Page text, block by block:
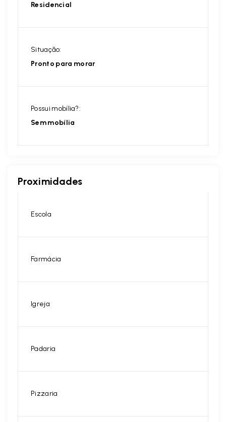
Residencial
Situação:
Pronto para morar
Possui mobília?:
Sem mobília
Proximidades
Escola
Farmácia
Igreja
Padaria
Pizzaria